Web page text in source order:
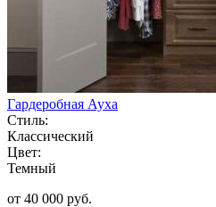
Гардеробная Ауха
Стиль:
Классический
Цвет:
Темный
от 40 000 руб.